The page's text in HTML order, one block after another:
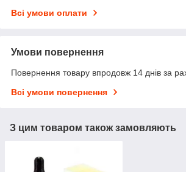
Всі умови оплати
Умови повернення
Повернення товару впродовж 14 днів за
Всі умови повернення
З цим товаром також замовляють